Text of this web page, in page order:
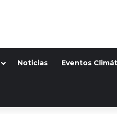
Noticias Eventos